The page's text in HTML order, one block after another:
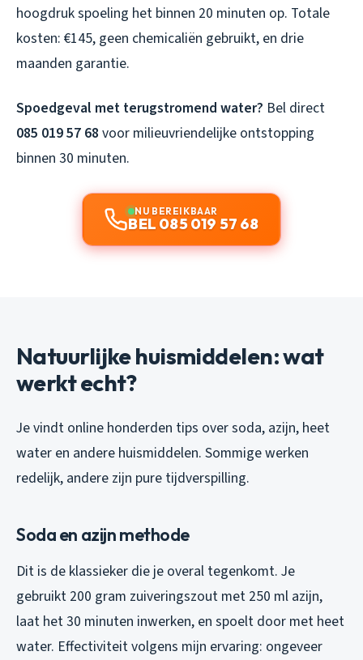
hoogdruk spoeling het binnen 20 minuten op. Totale
kosten: €145, geen chemicaliën gebruikt, en drie
maanden garantie.
Spoedgeval met terugstromend water? Bel direct
085 019 57 68 voor milieuvriendelijke ontstopping
binnen 30 minuten.
NU BEREIKBAAR
BEL 085 019 57 68
Natuurlijke huismiddelen: wat
werkt echt?
Je vindt online honderden tips over soda, azijn, heet
water en andere huismiddelen. Sommige werken
redelijk, andere zijn pure tijdverspilling.
Soda en azijn methode
Dit is de klassieker die je overal tegenkomt. Je
gebruikt 200 gram zuiveringszout met 250 ml azijn,
laat het 30 minuten inwerken, en spoelt door met heet
water. Effectiviteit volgens mijn ervaring: ongeveer